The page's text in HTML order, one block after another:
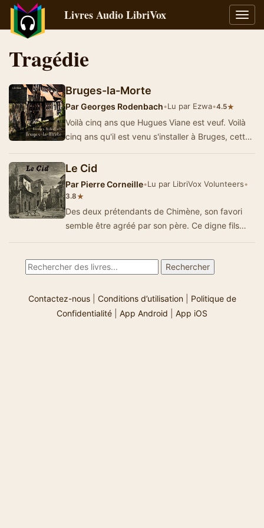
la
Livres Audio LibriVox
Tragédie
Bruges-la-Morte
ParGeorges Rodenbach•Lu par Ezwa•4.5★
Voilà cinq ans que Hugues Viane est veuf. Voilà
cinq ans qu'il est venu s'installer à Bruges, cette
Le Cid
Par Pierre Corneille•Lu par LibriVox Volunteers•
3.8★
Des deux prétendants de Chimène, son favori
semble être agréé par son père. Ce digne fils
Contactez-nous| Conditions d’utilisation| Politique de
Confidentialité
App Android App iOS